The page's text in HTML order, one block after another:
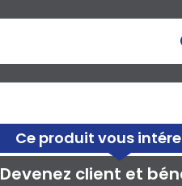
Ce produit vous
Devenez client et